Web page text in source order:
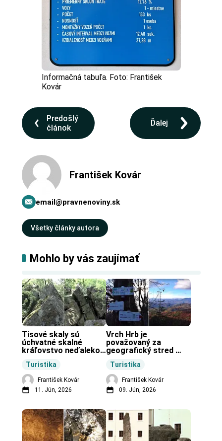
Informačná tabuľa. Foto: František
Kovár
Predošlý
článok
Ďalej
František Kovár
email@pravnenoviny.sk
Všetky články autora
Mohlo by vás zaujímať
Turistika
Tisové skaly sú
úchvatné skalné
kráľovstvo neďaleko
František Kovár
11. Jún, 2026
Turistika
Vrch Hrb je
považovaný za
geografický stred
František Kovár
09. Jún, 2026